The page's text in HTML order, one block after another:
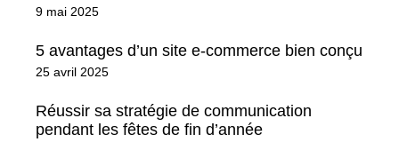
9 mai 2025
5 avantages d’un site e-commerce bien conçu
25 avril 2025
Réussir sa stratégie de communication
pendant les fêtes de fin d’année